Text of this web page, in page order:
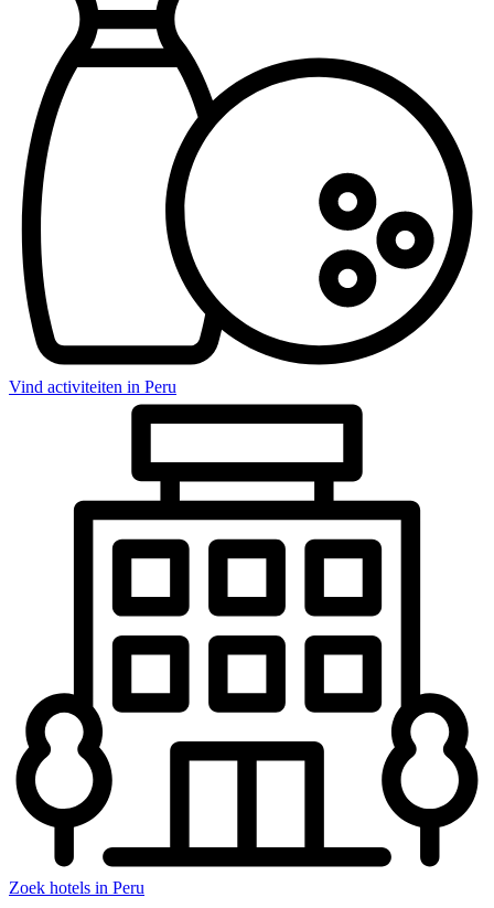
Vind activiteiten in Peru
Zoek hotels in Peru